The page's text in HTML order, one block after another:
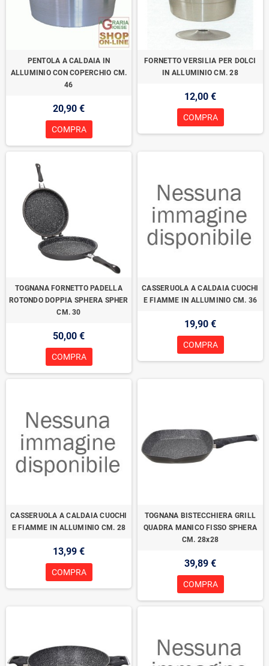
PENTOLA A CALDAIA IN
ALLUMINIO CON COPERCHIO CM.
46
20,90 €
COMPRA
FORNETTO VERSILIA PER DOLCI
IN ALLUMINIO CM. 28
12,00 €
COMPRA
TOGNANA FORNETTO PADELLA
ROTONDO DOPPIA SPHERA SPHER
CM. 30
50,00 €
COMPRA
CASSERUOLA A CALDAIA CUOCHI
E FIAMME IN ALLUMINIO CM. 36
19,90 €
COMPRA
CASSERUOLA A CALDAIA CUOCHI
E FIAMME IN ALLUMINIO CM. 28
13,99 €
COMPRA
TOGNANA BISTECCHIERA GRILL
QUADRA MANICO FISSO SPHERA
CM. 28x28
39,89 €
COMPRA